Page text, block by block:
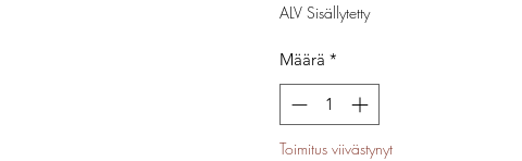
ALV Sisällytetty
Määrä *
Toimitus viivästynyt